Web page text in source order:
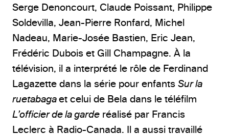
Serge Denoncourt, Claude Poissant, Philippe
Soldevilla, Jean-Pierre Ronfard, Michel
Nadeau, Marie-Josée Bastien, Eric Jean,
Frédéric Dubois et Gill Champagne. À la
télévision, il a interprété le rôle de Ferdinand
Lagazette dans la série pour enfants Sur la
ruetabagaet celui de Bela dans le téléfilm
L’officier de la garde réalisé par Francis
Leclerc à Radio-Canada. Il a aussi travaillé